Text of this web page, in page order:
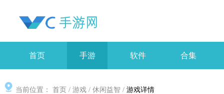
首页 手游 软件 合集
当前位置： 首页 / 游戏 / 休闲益智 / 游戏详情